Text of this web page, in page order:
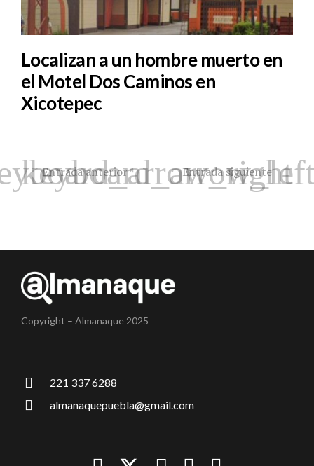
Localizan a un hombre muerto en
el Motel Dos Caminos en
Xicotepec
Entrada anterior Entrada siguiente
Copyright – Almanaque 2025
221 337 6288
almanaquepuebla@gmail.com